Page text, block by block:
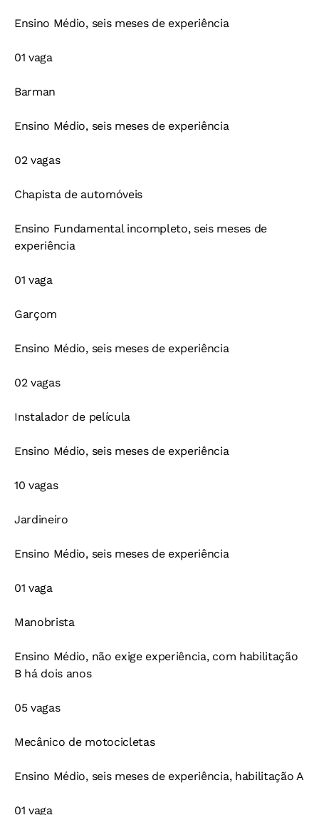
Ensino Médio, seis meses de experiência
01 vaga
Barman
Ensino Médio, seis meses de experiência
02 vagas
Chapista de automóveis
Ensino Fundamental incompleto, seis meses de
experiência
01 vaga
Garçom
Ensino Médio, seis meses de experiência
02 vagas
Instalador de película
Ensino Médio, seis meses de experiência
10 vagas
Jardineiro
Ensino Médio, seis meses de experiência
01 vaga
Manobrista
Ensino Médio, não exige experiência, com habilitação
B há dois anos
05 vagas
Mecânico de motocicletas
Ensino Médio, seis meses de experiência, habilitação A
01 vaga